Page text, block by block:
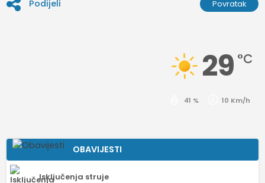
Podijeli Povratak
29 °C
41 % 10 Km/h
OBAVIJESTI
Isključenja struje